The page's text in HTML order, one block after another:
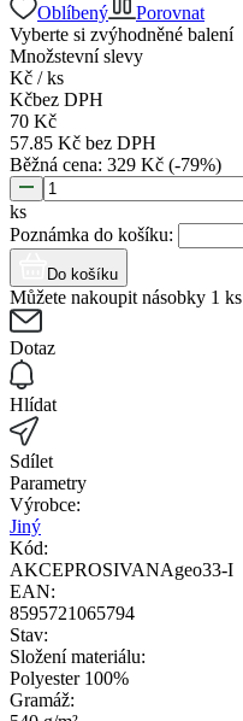
Oblíbený
Porovnat
Vyberte si zvýhodněné balení
Množstevní slevy
Kč /ks
Kčbez DPH
70 Kč
57.85 Kč bez DPH
Běžná cena: 329 Kč (-79%)
ks
Poznámka do košíku:
Do košíku
Můžete nakoupit násobky 1 ks
Dotaz
Hlídat
Sdílet
Parametry
Výrobce:
Jiný
Kód:
AKCEPROSIVANAgeo33-I
EAN:
8595721065794
Stav:
Složení materiálu:
Polyester 100%
Gramáž: